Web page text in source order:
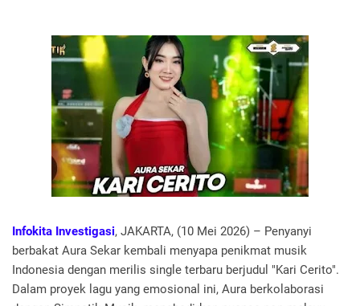
Infokita Investigasi, JAKARTA, (10 Mei 2026) – Penyanyi
berbakat Aura Sekar kembali menyapa penikmat musik
Indonesia dengan merilis single terbaru berjudul "Kari Cerito".
Dalam proyek lagu yang emosional ini, Aura berkolaborasi